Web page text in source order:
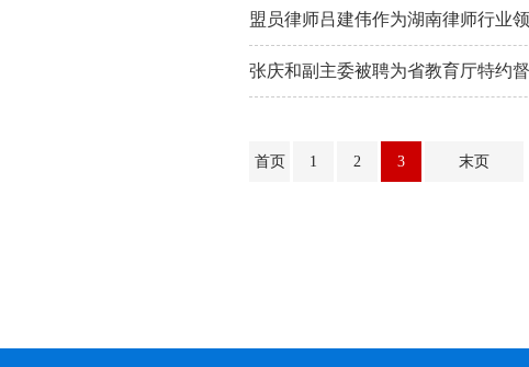
盟员律师吕建伟作为湖南律师行业
张庆和副主委被聘为省教育厅特约
首页 1 2 3 末页